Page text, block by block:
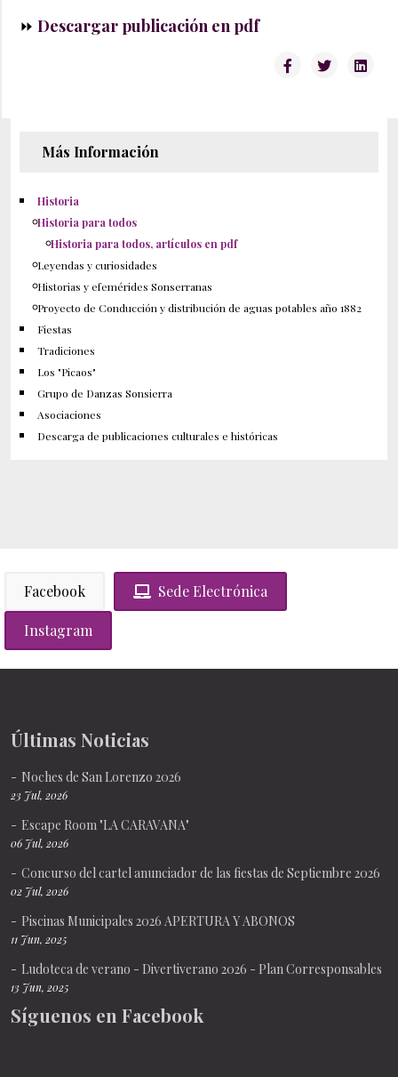
⏩ Descargar publicación en pdf
Más Información
Historia
Historia para todos
Historia para todos, artículos en pdf
Leyendas y curiosidades
Historias y efemérides Sonserranas
Proyecto de Conducción y distribución de aguas potables año 1882
Fiestas
Tradiciones
Los "Picaos"
Grupo de Danzas Sonsierra
Asociaciones
Descarga de publicaciones culturales e históricas
Facebook Sede Electrónica
Instagram
Últimas Noticias
Noches de San Lorenzo 2026
23 Jul, 2026
Escape Room "LA CARAVANA"
06 Jul, 2026
Concurso del cartel anunciador de las fiestas de Septiembre 2026
02 Jul, 2026
Piscinas Municipales 2026 APERTURA Y ABONOS
11 Jun, 2025
Ludoteca de verano - Divertiverano 2026 - Plan Corresponsables
13 Jun, 2025
Síguenos en Facebook